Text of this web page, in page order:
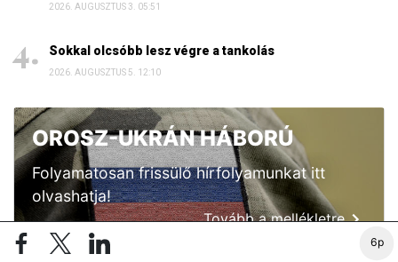
6p
2026. AUGUSZTUS 3. 05:51
Sokkal olcsóbb lesz végre a tankolás
2026. AUGUSZTUS 5. 12:10
OROSZ-UKRÁN HÁBORÚ
Folyamatosan frissülő hírfolyamunkat itt
olvashatja!
Tovább a mellékletre